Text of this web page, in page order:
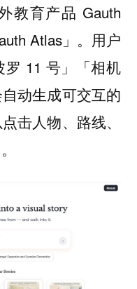
教育产品 Gauth
Atlas」。用户
11 号」「相机
动生成可交互的
击人物、路线、